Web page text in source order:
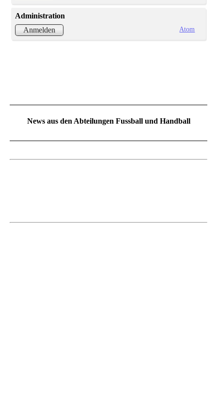
Administration
Anmelden
Atom
News aus den Abteilungen Fussball und Handball